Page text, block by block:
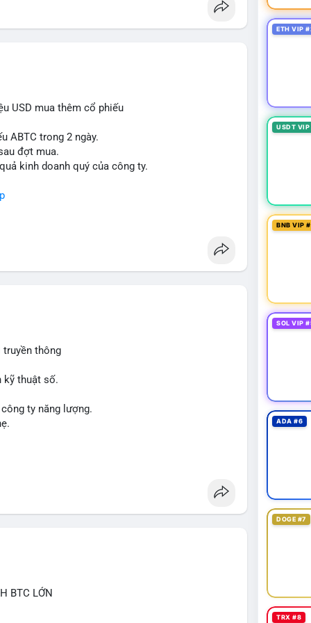
USD mua thêm cổ phiếu
ABTC trong 2 ngày.
đợt mua.
kinh doanh quý của công ty.
truyền thông
kỹ thuật số.
ty năng lượng.
BTC LỚN
ETH VIP
USDT
BNB VIP
SOL VIP
ADA #6
DOGE #7
TRX #8